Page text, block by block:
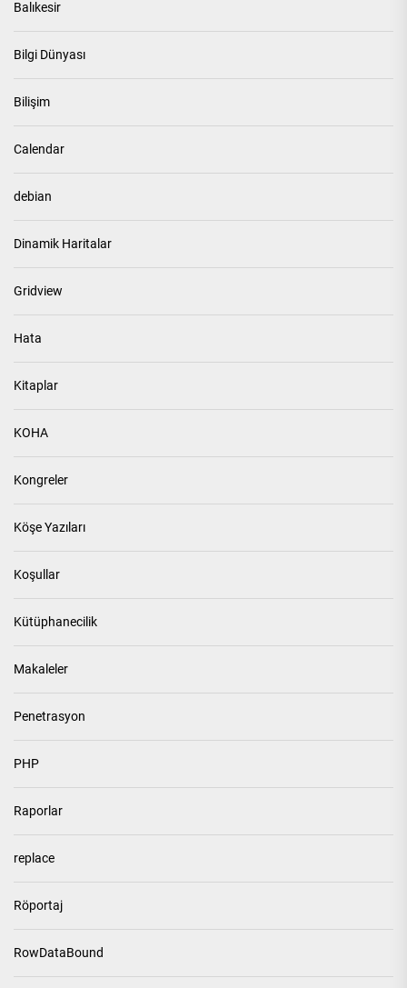
Balıkesir
Bilgi Dünyası
Bilişim
Calendar
debian
Dinamik Haritalar
Gridview
Hata
Kitaplar
KOHA
Kongreler
Köşe Yazıları
Koşullar
Kütüphanecilik
Makaleler
Penetrasyon
PHP
Raporlar
replace
Röportaj
RowDataBound